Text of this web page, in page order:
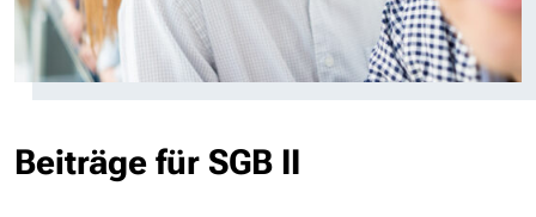
Beiträge für SGB II